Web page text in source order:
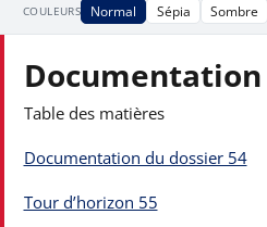
COULEURS
Normal Sépia Sombre
Documentation
Table des matières
Documentation du dossier 54
Tour d’horizon 55